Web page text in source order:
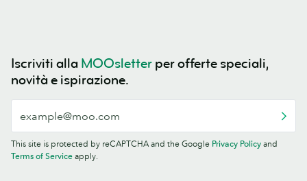
Iscriviti alla MOOsletter per offerte speciali,
novità e ispirazione.
This site is protected by reCAPTCHA and the Google Privacy Policy and
Terms of Service apply.